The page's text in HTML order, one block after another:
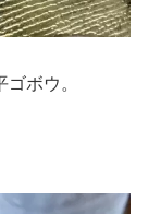
ボウ。